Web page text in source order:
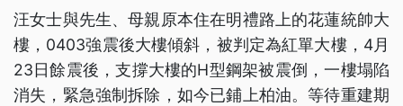
汪女士與先生、母親原本住在明禮路上的花蓮統帥大
樓，0403強震後大樓傾斜，被判定為紅單大樓，4月
23日餘震後，支撐大樓的H型鋼架被震倒，一樓塌陷
消失，緊急強制拆除，如今已鋪上柏油。等待重建期